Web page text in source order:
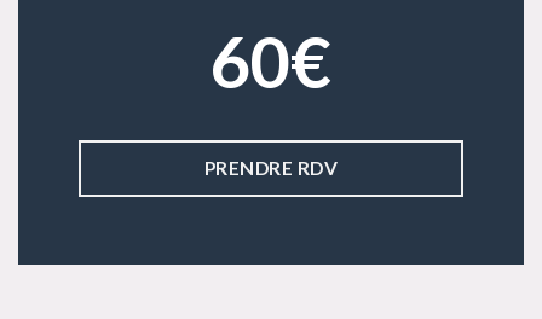
60€
PRENDRE RDV